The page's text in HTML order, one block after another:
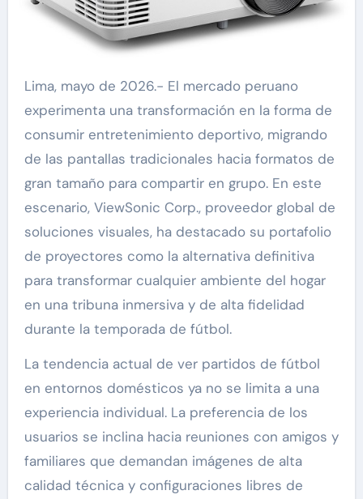
Lima, mayo de 2026.- El mercado peruano
experimenta una transformación en la forma de
consumir entretenimiento deportivo, migrando
de las pantallas tradicionales hacia formatos de
gran tamaño para compartir en grupo. En este
escenario, ViewSonic Corp., proveedor global de
soluciones visuales, ha destacado su portafolio
de proyectores como la alternativa definitiva
para transformar cualquier ambiente del hogar
en una tribuna inmersiva y de alta fidelidad
durante la temporada de fútbol.
La tendencia actual de ver partidos de fútbol
en entornos domésticos ya no se limita a una
experiencia individual. La preferencia de los
usuarios se inclina hacia reuniones con amigos y
familiares que demandan imágenes de alta
calidad técnica y configuraciones libres de